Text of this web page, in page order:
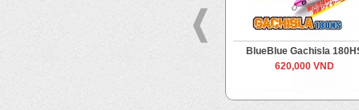
BlueBlue Gachisla
620,000 VND